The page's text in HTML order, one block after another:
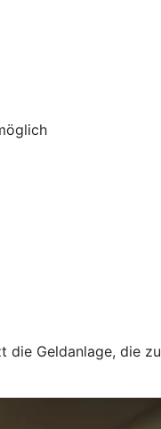
die Geldanlage, die zu